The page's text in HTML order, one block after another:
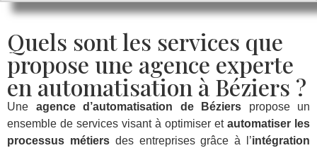
Quels sont les services que
propose une agence experte
en automatisation à Béziers ?
Une agence d’automatisation de Béziers propose un
ensemble de services visant à optimiser et automatiser les
processus métiersdes entreprises grâce à l’intégration